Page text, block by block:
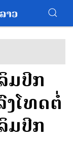
ມປິກ
ໂທດຕໍ່
ມປິກ